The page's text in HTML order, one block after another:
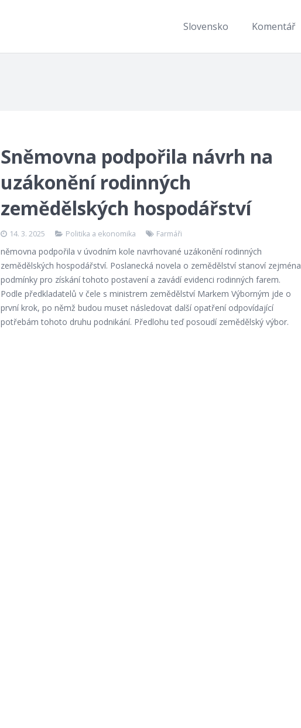
Slovensko Komentář
Sněmovna podpořila návrh na
uzákonění rodinných
zemědělských hospodářství
14. 3. 2025 Politika a ekonomika Farmáři
němovna podpořila v úvodním kole navrhované uzákonění rodinných
zemědělských hospodářství. Poslanecká novela o zemědělství stanoví zejména
podmínky pro získání tohoto postavení a zavádí evidenci rodinných farem.
Podle předkladatelů v čele s ministrem zemědělství Markem Výborným jde o
první krok, po němž budou muset následovat další opatření odpovídající
potřebám tohoto druhu podnikání. Předlohu teď posoudí zemědělský výbor.